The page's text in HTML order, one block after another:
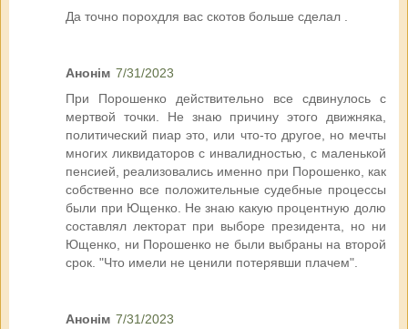
Да точно порохдля вас скотов больше сделал .
Анонім 7/31/2023
При Порошенко действительно все сдвинулось с
мертвой точки. Не знаю причину этого движняка,
политический пиар это, или что-то другое, но мечты
многих ликвидаторов с инвалидностью, с маленькой
пенсией, реализовались именно при Порошенко, как
собственно все положительные судебные процессы
были при Ющенко. Не знаю какую процентную долю
составлял лекторат при выборе президента, но ни
Ющенко, ни Порошенко не были выбраны на второй
срок. "Что имели не ценили потерявши плачем".
Анонім 7/31/2023